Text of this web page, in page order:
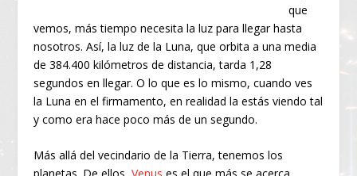
que
vemos, más tiempo necesita la luz para llegar hasta
nosotros. Así, la luz de la Luna, que orbita a una media
de 384.400 kilómetros de distancia, tarda 1,28
segundos en llegar. O lo que es lo mismo, cuando ves
la Luna en el firmamento, en realidad la estás viendo tal
y como era hace poco más de un segundo.
Más allá del vecindario de la Tierra, tenemos los